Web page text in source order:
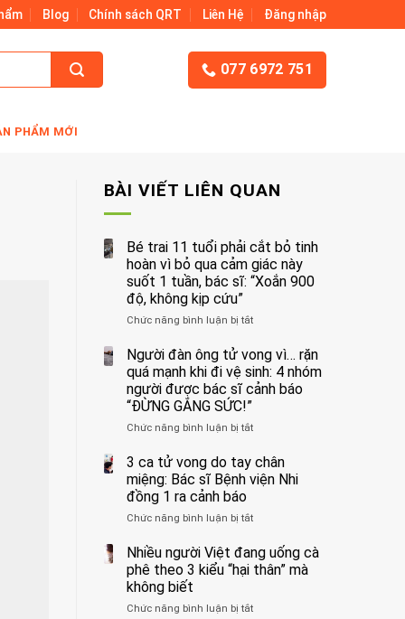
Blog Chính sách QRT Liên Hệ Đăng nhập
077 6972 751
PHẨM MỚI
BÀI VIẾT LIÊN QUAN
Bé trai 11 tuổi phải cắt bỏ tinh
hoàn vì bỏ qua cảm giác này
suốt 1 tuần, bác sĩ: “Xoắn 900
độ, không kịp cứu”
Chức năng bình luận bị tắtở
trai
11
tuổi
phải
bỏ
hoàn
vì
bỏ
cảm
này
suốt
bác
Người đàn ông tử vong vì… rặn
quá mạnh khi đi vệ sinh: 4 nhóm
người được bác sĩ cảnh báo
“ĐỪNG GẮNG SỨC!”
Chức năng bình luận bị tắtở
đàn
ông
vì…
quá
mạnh
vệ
3 ca tử vong do tay chân
miệng: Bác sĩ Bệnh viện Nhi
đồng 1 ra cảnh báo
Chức năng bình luận bị tắtở
ca
tử
tay
Nhiều người Việt đang uống cà
phê theo 3 kiểu “hại thân” mà
không biết
Chức năng bình luận bị tắtở